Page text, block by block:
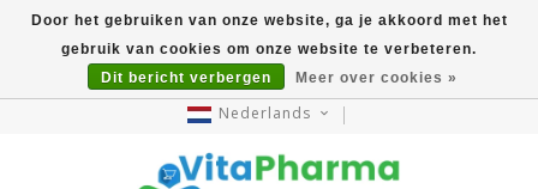
5% Korting Na Aanmelding Op Nieuwsbrief | Gratis
Verzending Vanaf €49 | Online Sinds 2007
Nederlands
Door het gebruiken van onze website, ga je akkoord met het
gebruik van cookies om onze website te verbeteren.
Dit bericht verbergen
Meer over cookies »